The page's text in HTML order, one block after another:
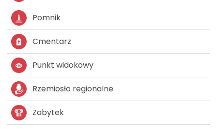
Pomnik
Cmentarz
Punkt widokowy
Rzemiosło regionalne
Zabytek